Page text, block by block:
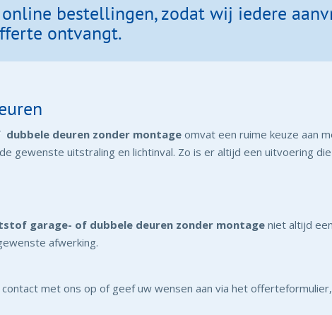
bestellingen, zodat wij iedere
ontvangt.
deuren zonder montageomvat een ruime keuze aan
gewenste uitstraling en lichtinval. Zo is er altijd een uitvoering
garage- of dubbele deuren zonder montageniet altijd
afwerking.
met ons op of geef uw wensen aan via het